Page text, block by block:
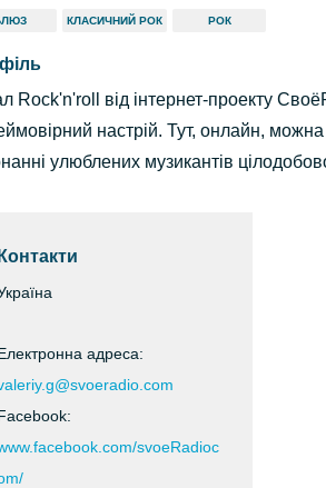
КЛАСИЧНИЙ РОК РОК
Rock'n'roll від інтернет-проекту
настрій. Тут, онлайн,
улюблених музикантів
Контакти
адреса:
svoeRadioc